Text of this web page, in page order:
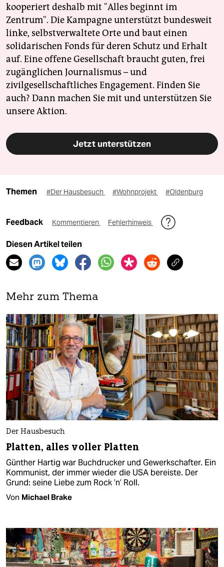
kooperiert deshalb mit "Alles beginnt im
Zentrum". Die Kampagne unterstützt bundesweit
linke, selbstverwaltete Orte und baut einen
solidarischen Fonds für deren Schutz und Erhalt
auf. Eine offene Gesellschaft braucht guten, frei
zugänglichen Journalismus – und
zivilgesellschaftliches Engagement. Finden Sie
auch? Dann machen Sie mit und unterstützen Sie
unsere Aktion.
Jetzt unterstützen
Themen #Der Hausbesuch #Wohnprojekt #Oldenburg
Feedback Kommentieren Fehlerhinweis
Diesen Artikel teilen
Mehr zum Thema
Der Hausbesuch
Platten, alles voller Platten
Günther Hartig war Buchdrucker und Gewerkschafter. Ein
Kommunist, der immer wieder die USA bereiste. Der
Grund: seine Liebe zum Rock ’n’ Roll.
Von Michael Brake